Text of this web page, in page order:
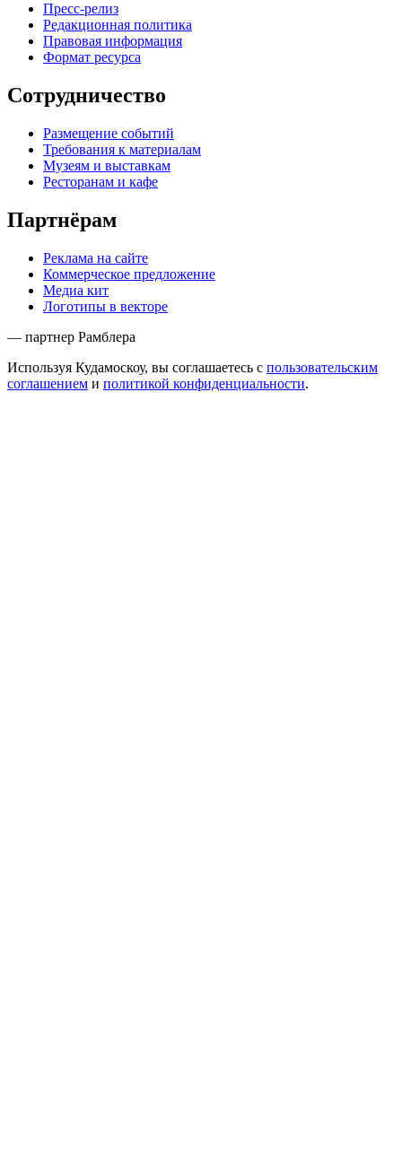
Пресс-релиз
Редакционная политика
Правовая информация
Формат ресурса
Сотрудничество
Размещение событий
Требования к материалам
Музеям и выставкам
Ресторанам и кафе
Партнёрам
Реклама на сайте
Коммерческое предложение
Медиа кит
Логотипы в векторе
— партнер Рамблера
Используя Кудамоскоу, вы соглашаетесь с пользовательским
соглашением и политикой конфиденциальности.